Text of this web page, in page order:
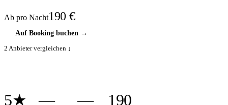
Ab pro Nacht190 €
Auf Booking buchen→
2 Anbieter vergleichen ↓
5★ — —
190